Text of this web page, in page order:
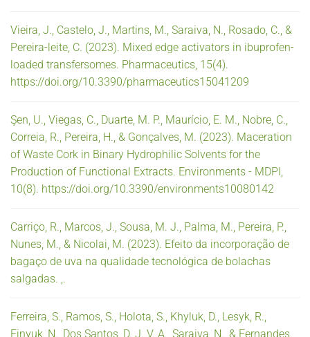
Vieira, J., Castelo, J., Martins, M., Saraiva, N., Rosado, C., &
Pereira-leite, C. (2023). Mixed edge activators in ibuprofen-
loaded transfersomes. Pharmaceutics, 15(4).
https://doi.org/10.3390/pharmaceutics15041209
Şen, U., Viegas, C., Duarte, M. P., Maurício, E. M., Nobre, C.,
Correia, R., Pereira, H., & Gonçalves, M. (2023). Maceration
of Waste Cork in Binary Hydrophilic Solvents for the
Production of Functional Extracts. Environments - MDPI,
10(8). https://doi.org/10.3390/environments10080142
Carriço, R., Marcos, J., Sousa, M. J., Palma, M., Pereira, P.,
Nunes, M., & Nicolai, M. (2023). Efeito da incorporação de
bagaço de uva na qualidade tecnológica de bolachas
salgadas. ,.
Ferreira, S., Ramos, S., Holota, S., Khyluk, D., Lesyk, R.,
Finyuk, N., Dos Santos, D. J. V. A., Saraiva, N., & Fernandes,